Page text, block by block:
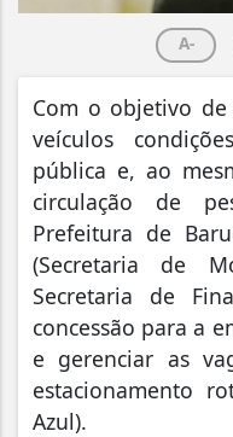
A-
Com o objetivo de
veículos
pública e, ao
circulação de
Prefeitura de
(Secretaria de
Secretaria de
concessão para a
e gerenciar as
estacionamento
Azul).